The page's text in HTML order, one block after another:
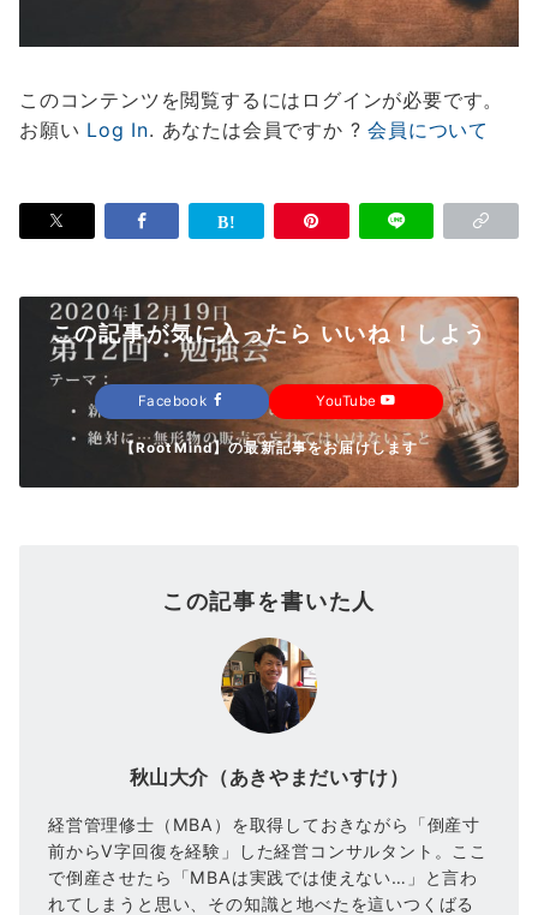
このコンテンツを閲覧するにはログインが必要です。
お願い Log In. あなたは会員ですか ?会員について
この記事が気に入ったら いいね！しよう
Facebook YouTube
【RootMind】の最新記事をお届けします
この記事を書いた人
秋山大介（あきやまだいすけ）
経営管理修士（MBA）を取得しておきながら「倒産寸
前からV字回復を経験」した経営コンサルタント。ここ
で倒産させたら「MBAは実践では使えない…」と言わ
れてしまうと思い、その知識と地べたを這いつくばる